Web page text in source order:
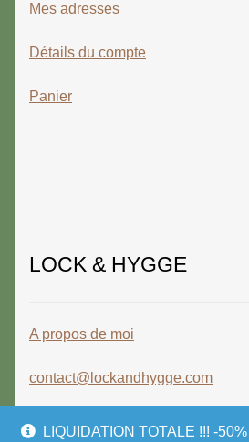
LIQUIDATION TOTALE !!! -
Mes adresses
Détails du compte
Panier
LOCK & HYGGE
A propos de moi
contact@lockandhygge.com